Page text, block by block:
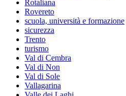
Rotaliana
Rovereto
scuola, università e formazione
sicurezza
Trento
turismo
Val di Cembra
Val di Non
Val di Sole
Vallagarina